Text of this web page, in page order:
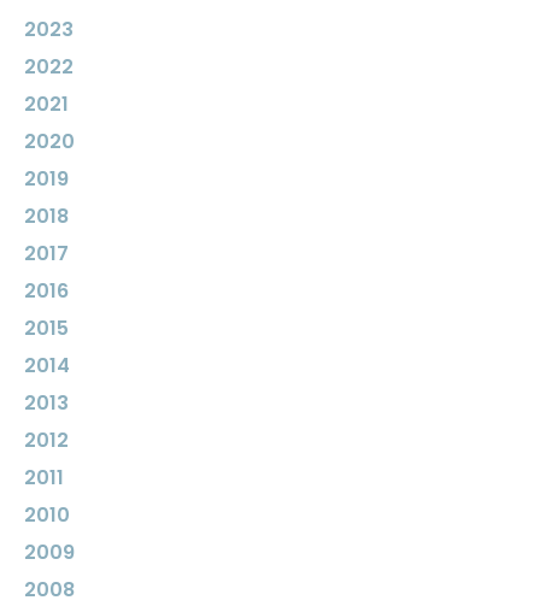
2023
2022
2021
2020
2019
2018
2017
2016
2015
2014
2013
2012
2011
2010
2009
2008